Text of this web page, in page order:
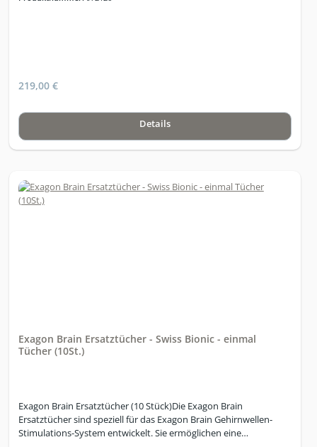
Omnium1 Systems zu verbinden.
219,00 €
Details
Exagon Brain Ersatztücher - Swiss Bionic - einmal
Tücher (10St.)
Exagon Brain Ersatztücher (10 Stück)Die Exagon Brain
Ersatztücher sind speziell für das Exagon Brain Gehirnwellen-
Stimulations-System entwickelt. Sie ermöglichen eine